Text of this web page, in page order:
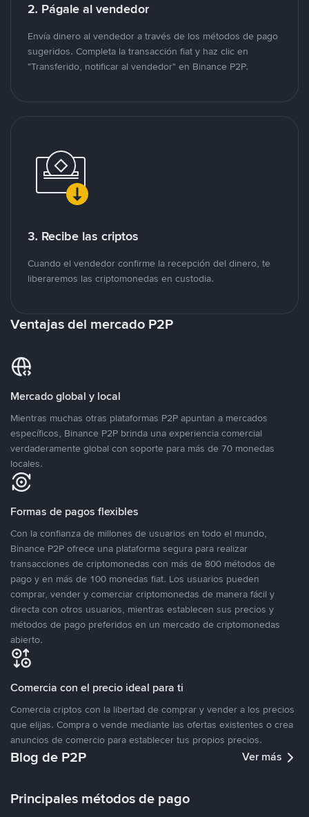
2. Págale al vendedor
Envía dinero al vendedor a través de los métodos de pago
sugeridos. Completa la transacción fiat y haz clic en
"Transferido, notificar al vendedor" en Binance P2P.
3. Recibe las criptos
Cuando el vendedor confirme la recepción del dinero, te
liberaremos las criptomonedas en custodia.
Ventajas del mercado P2P
Mercado global y local
Mientras muchas otras plataformas P2P apuntan a mercados
específicos, Binance P2P brinda una experiencia comercial
verdaderamente global con soporte para más de 70 monedas
locales.
Formas de pagos flexibles
Con la confianza de millones de usuarios en todo el mundo,
Binance P2P ofrece una plataforma segura para realizar
transacciones de criptomonedas con más de 800 métodos de
pago y en más de 100 monedas fiat. Los usuarios pueden
comprar, vender y comerciar criptomonedas de manera fácil y
directa con otros usuarios, mientras establecen sus precios y
métodos de pago preferidos en un mercado de criptomonedas
abierto.
Comercia con el precio ideal para ti
Comercia criptos con la libertad de comprar y vender a los precios
que elijas. Compra o vende mediante las ofertas existentes o crea
anuncios de comercio para establecer tus propios precios.
Blog de P2P Ver más
Principales métodos de pago